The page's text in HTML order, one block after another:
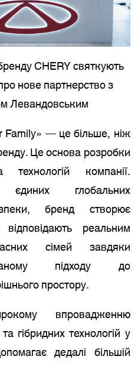
CHERY святкують
нове партнерство з
Левандовським
Family» — це більше, ніж
Це основа розробки
технологій компанії.
єдиних глобальних
бренд створює
відповідають реальним
сімей завдяки
підходу до
простору.
впровадженню
гібридних технологій у
дедалі більшій